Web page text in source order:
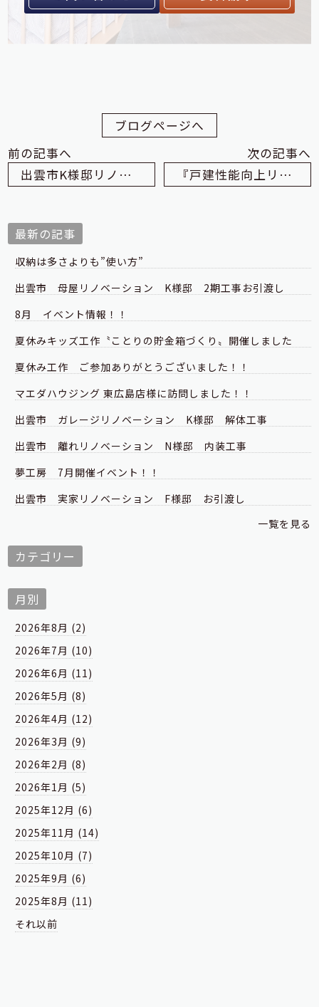
ブログページへ
前の記事へ
出雲市K様邸リノベーション施工状況
次の記事へ
『戸建性能向上リノベーション実証プロジェクト』視察
最新の記事
収納は多さよりも”使い方”
出雲市 母屋リノベーション K様邸 2期工事お引渡し
8月 イベント情報！！
夏休みキッズ工作〝ことりの貯金箱づくり〟開催しました
夏休み工作 ご参加ありがとうございました！！
マエダハウジング 東広島店様に訪問しました！！
出雲市 ガレージリノベーション K様邸 解体工事
出雲市 離れリノベーション N様邸 内装工事
夢工房 7月開催イベント！！
出雲市 実家リノベーション F様邸 お引渡し
一覧を見る
カテゴリー
月別
2026年8月 (2)
2026年7月 (10)
2026年6月 (11)
2026年5月 (8)
2026年4月 (12)
2026年3月 (9)
2026年2月 (8)
2026年1月 (5)
2025年12月 (6)
2025年11月 (14)
2025年10月 (7)
2025年9月 (6)
2025年8月 (11)
それ以前